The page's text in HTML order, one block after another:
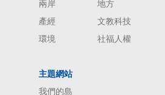
兩岸
地方
產經
文教科技
環境
社福人權
主題網站
我們的島